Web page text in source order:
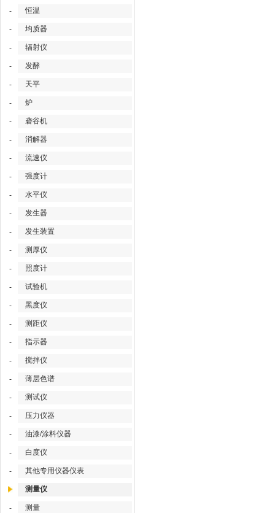
- 恒温
- 均质器
- 辐射仪
- 发酵
- 天平
- 炉
- 砻谷机
- 消解器
- 流速仪
- 强度计
- 水平仪
- 发生器
- 发生装置
- 测厚仪
- 照度计
- 试验机
- 黑度仪
- 测距仪
- 指示器
- 搅拌仪
- 薄层色谱
- 测试仪
- 压力仪器
- 油漆/涂料仪器
- 白度仪
- 其他专用仪器仪表
测量仪
- 测量